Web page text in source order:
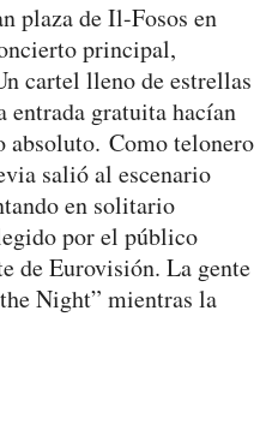
plaza de Il-Fosos en
principal,
cartel lleno de estrellas
gratuita hacían
absoluto. Como telonero
salió al escenario
en solitario
por el público
de Eurovisión. La gente
Night” mientras la